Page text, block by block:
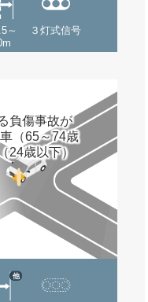
～
３灯式信号
負傷事故が
（65～74歳
24歳以下）
他